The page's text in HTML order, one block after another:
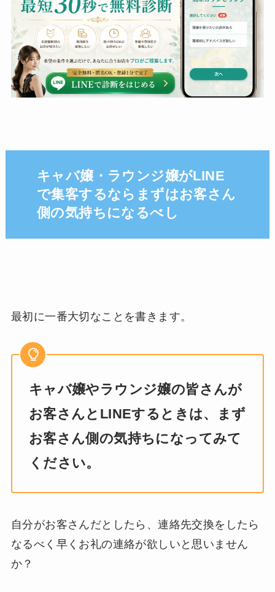
キャバ嬢・ラウンジ嬢がLINE
で集客するならまずはお客さん
側の気持ちになるべし
最初に一番大切なことを書きます。
キャバ嬢やラウンジ嬢の皆さんが
お客さんとLINEするときは、まず
お客さん側の気持ちになってみて
ください。
自分がお客さんだとしたら、連絡先交換をしたら
なるべく早くお礼の連絡が欲しいと思いません
か？